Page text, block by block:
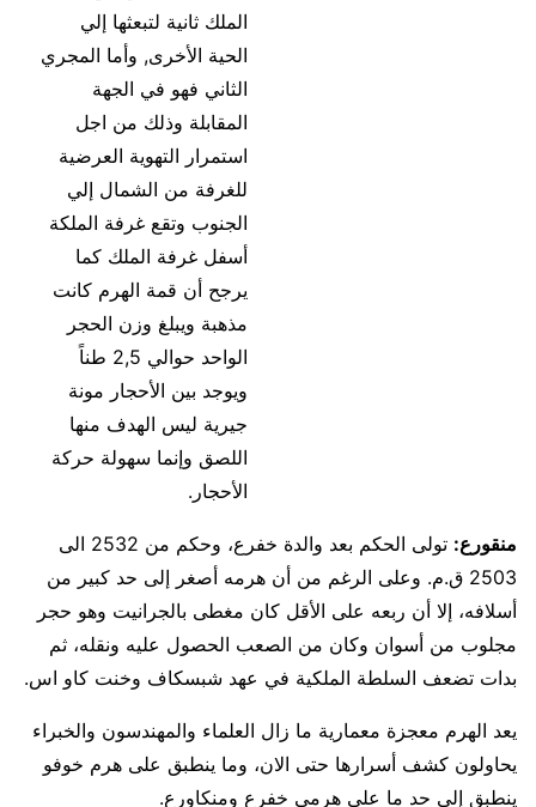
الملك ثانية لتبعثها إلي
الحية الأخرى, وأما المجري
الثاني فهو في الجهة
المقابلة وذلك من اجل
استمرار التهوية العرضية
للغرفة من الشمال إلي
الجنوب وتقع غرفة الملكة
أسفل غرفة الملك كما
يرجح أن قمة الهرم كانت
مذهبة ويبلغ وزن الحجر
الواحد حوالي 2,5 طناً
ويوجد بين الأحجار مونة
جيرية ليس الهدف منها
اللصق وإنما سهولة حركة
الأحجار.
منقورع:
تولى الحكم بعد والدة خفرع، وحكم من 2532 الى
2503 ق.م. وعلى الرغم من أن هرمه أصغر إلى حد كبير من
أسلافه، إلا أن ربعه على الأقل كان مغطى بالجرانيت وهو حجر
مجلوب من أسوان وكان من الصعب الحصول عليه ونقله، ثم
بدات تضعف السلطة الملكية في عهد شبسكاف وخنت كاو اس.
يعد الهرم معجزة معمارية ما زال العلماء والمهندسون والخبراء
يحاولون كشف أسرارها حتى الان، وما ينطبق على هرم خوفو
ينطبق إلى حد ما على هرمي خفرع ومنكاورع.